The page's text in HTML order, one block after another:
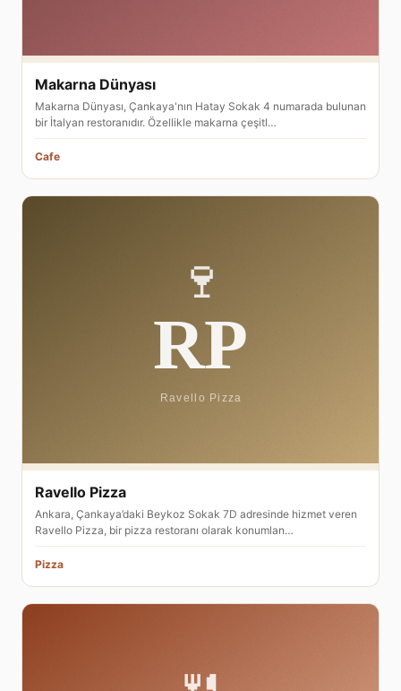
Makarna Dünyası
Makarna Dünyası, Çankaya'nın Hatay Sokak 4 numarada bulunan
bir İtalyan restoranıdır. Özellikle makarna çeşitl…
Cafe
Ravello Pizza
Ankara, Çankaya’daki Beykoz Sokak 7D adresinde hizmet veren
Ravello Pizza, bir pizza restoranı olarak konumlan…
Pizza